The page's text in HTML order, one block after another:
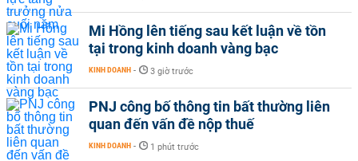
Mi Hồng lên tiếng sau kết luận về tồn
tại trong kinh doanh vàng bạc
KINH DOANH - 3 giờ trước
PNJ công bố thông tin bất thường liên
quan đến vấn đề nộp thuế
KINH DOANH - 1 phút trước